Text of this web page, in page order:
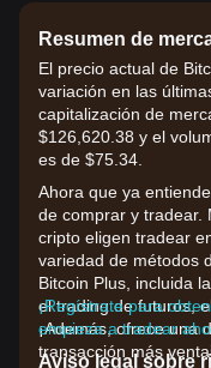
Resumen de
El precio actual de
variación en las
capitalización de
$126,620.38 y el
es de $75.34.
Ahora que ya
de comprar y tradear.
cripto eligen tradear
variedad de métodos
Bitcoin Plus, incluida
el trading de futuros,
¡Además, ofrece una
transacción más
¡Regístrate para
empieza a tradear
Aviso legal sobre